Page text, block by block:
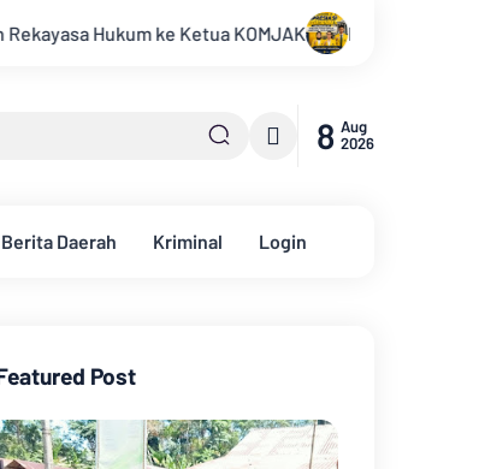
Meski Permohonan Perkara Nomor 195/
8 Aug
2026
Berita Daerah Kriminal Login
Post